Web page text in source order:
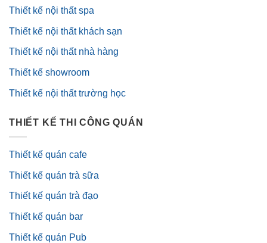
Thiết kế nội thất spa
Thiết kế nội thất khách sạn
Thiết kế nội thất nhà hàng
Thiết kế showroom
Thiết kế nội thất trường học
THIẾT KẾ THI CÔNG QUÁN
Thiết kế quán cafe
Thiết kế quán trà sữa
Thiết kế quán trà đạo
Thiết kế quán bar
Thiết kế quán Pub